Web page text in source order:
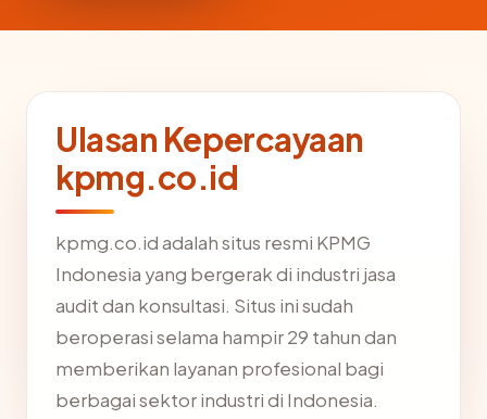
Ulasan Kepercayaan
kpmg.co.id
kpmg.co.id adalah situs resmi KPMG
Indonesia yang bergerak di industri jasa
audit dan konsultasi. Situs ini sudah
beroperasi selama hampir 29 tahun dan
memberikan layanan profesional bagi
berbagai sektor industri di Indonesia.